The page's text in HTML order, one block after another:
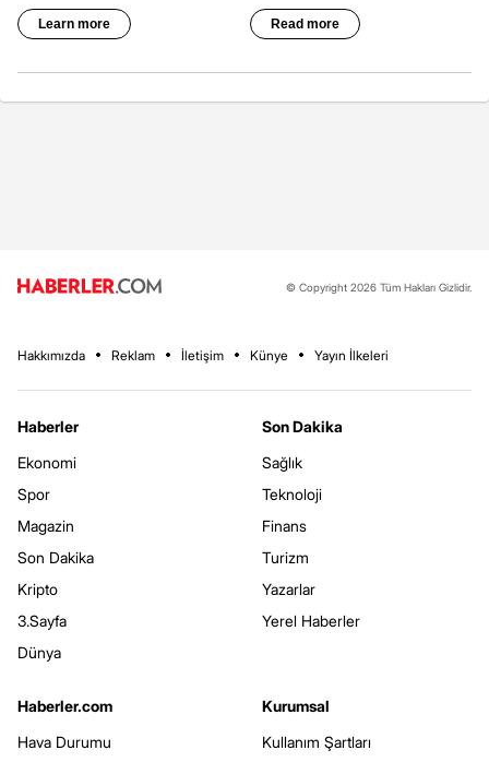
© Copyright 2026 Tüm Hakları Gizlidir.
Hakkımızda Reklam İletişim Künye Yayın İlkeleri
Haberler
Ekonomi
Spor
Magazin
Son Dakika
Kripto
3.Sayfa
Dünya
Son Dakika
Sağlık
Teknoloji
Finans
Turizm
Yazarlar
Yerel Haberler
Haberler.com
Hava Durumu
Kurumsal
Kullanım Şartları